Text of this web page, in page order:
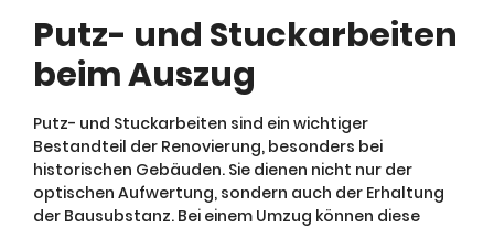
Putz- und Stuckarbeiten
beim Auszug
Putz- und Stuckarbeiten sind ein wichtiger
Bestandteil der Renovierung, besonders bei
historischen Gebäuden. Sie dienen nicht nur der
optischen Aufwertung, sondern auch der Erhaltung
der Bausubstanz. Bei einem Umzug können diese